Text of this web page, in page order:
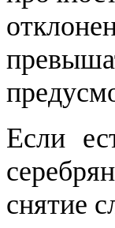
Если
снятие